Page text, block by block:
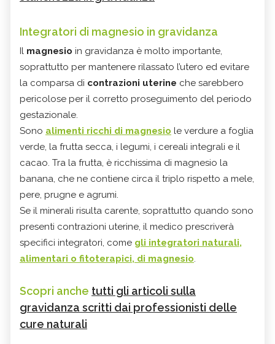
Integratori di magnesio in gravidanza
Il magnesio in gravidanza è molto importante,
soprattutto per mantenere rilassato l’utero ed evitare
la comparsa di contrazioni uterine che sarebbero
pericolose per il corretto proseguimento del periodo
gestazionale.
Sono alimenti ricchi di magnesio le verdure a foglia
verde, la frutta secca, i legumi, i cereali integrali e il
cacao. Tra la frutta, è ricchissima di magnesio la
banana, che ne contiene circa il triplo rispetto a mele,
pere, prugne e agrumi.
Se il minerali risulta carente, soprattutto quando sono
presenti contrazioni uterine, il medico prescriverà
specifici integratori, come gli integratori naturali,
alimentari o fitoterapici, di magnesio.
Scopri anche tutti gli articoli sulla
gravidanza scritti dai professionisti delle
cure naturali